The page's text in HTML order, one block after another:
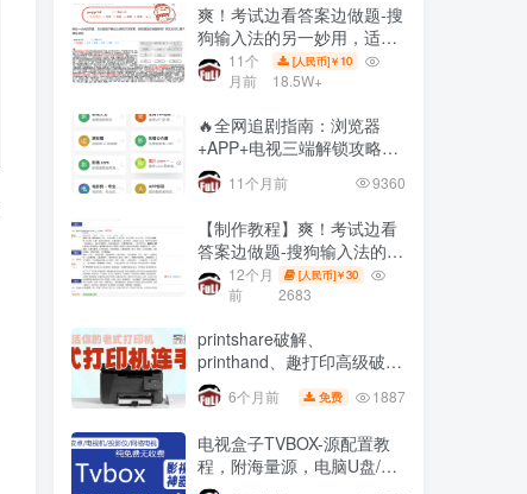
爽！考试边看答案边做题-搜
狗输入法的另一妙用，适用
网页在线全屏考试仿切屏系
统的
11个
月前
[人民币]￥ 10
18.5W+
🔥全网追剧指南：浏览器
+APP+电视三端解锁攻略，
免费资源一网打尽！
11个月前 9360
【制作教程】爽！考试边看
答案边做题-搜狗输入法的另
一妙用，适用网页在线全屏
考试仿切屏系统的
12个月
前
[人民币]￥30
2683
printshare破解、
printhand、趣打印高级破解
版，老式USB打印机
6个月前 免费 1887
电视盒子TVBOX-源配置教
程，附海量源，电脑U盘/不
用U盘 安装第三方app方法